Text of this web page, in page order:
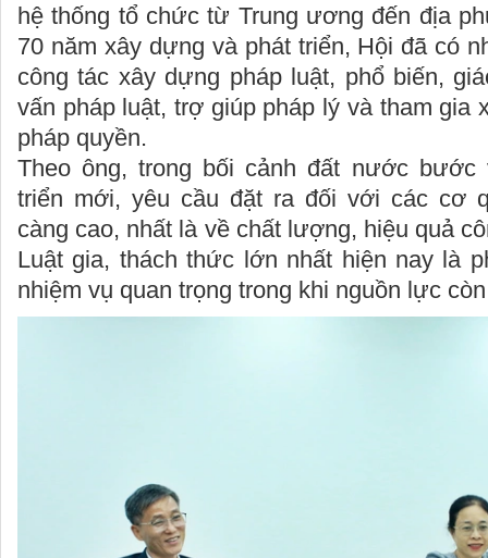
hệ thống tổ chức từ Trung ương đến địa
70 năm xây dựng và phát triển, Hội đã có
công tác xây dựng pháp luật, phổ biến,
vấn pháp luật, trợ giúp pháp lý và tham gia
pháp quyền.
Theo ông, trong bối cảnh đất nước bước
triển mới, yêu cầu đặt ra đối với các cơ
càng cao, nhất là về chất lượng, hiệu quả
Luật gia, thách thức lớn nhất hiện nay là
nhiệm vụ quan trọng trong khi nguồn lực